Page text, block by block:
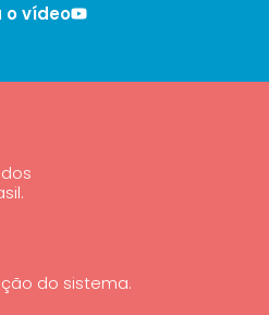
o vídeo
do sistema.